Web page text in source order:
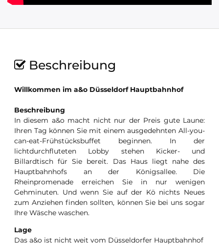
Beschreibung
Willkommen im a&o Düsseldorf Hauptbahnhof
Beschreibung
In diesem a&o macht nicht nur der Preis gute Laune:
Ihren Tag können Sie mit einem ausgedehnten All-you-
can-eat-Frühstücksbuffet beginnen. In der
lichtdurchfluteten Lobby stehen Kicker- und
Billardtisch für Sie bereit. Das Haus liegt nahe des
Hauptbahnhofs an der Königsallee. Die
Rheinpromenade erreichen Sie in nur wenigen
Gehminuten. Und wenn Sie auf der Kö nichts Neues
zum Anziehen finden sollten, können Sie bei uns sogar
Ihre Wäsche waschen.
Lage
Das a&o ist nicht weit vom Düsseldorfer Hauptbahnhof